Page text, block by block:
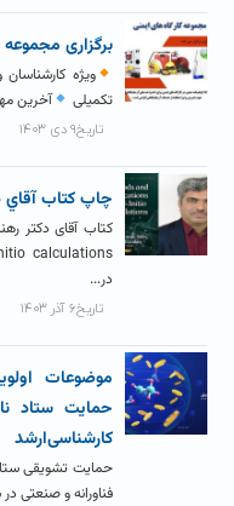
برگزاری مجموعه
ویژه
تکمیلی
آخرین مهلت
تاریخ۹ دی ۱۴۰۳
چاپ کتاب آقاي
در...
تاریخ۶ آذر ۱۴۰۳
موضوعات
حمایت ستاد
کارشناسی‌ارشد
حمایت تشویقی
فناورانه و صنعتی